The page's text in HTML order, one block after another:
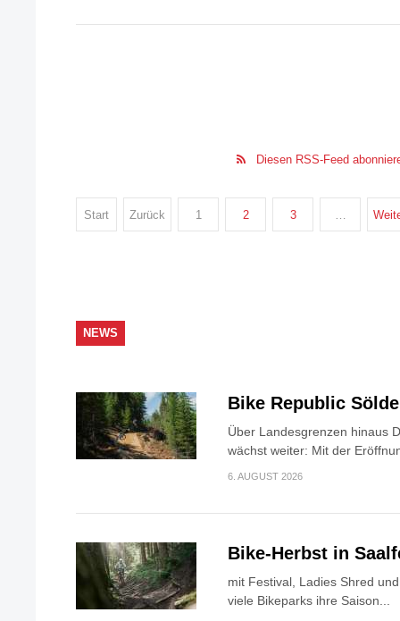
Diesen RSS-Feed
Start Zurück 1 2 3 …
NEWS
Bike Republic
Über Landesgrenzen hinaus
wächst weiter: Mit der
6. AUGUST 2026
Bike-Herbst in
mit Festival, Ladies Shred
viele Bikeparks ihre Saison...